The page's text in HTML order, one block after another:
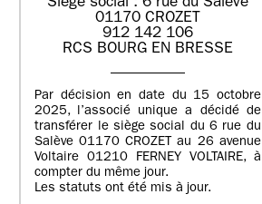
01170 CROZET
912 142 106
RCS BOURG EN BRESSE
Par décision en date du 15 octobre
2025, l’associé unique a décidé de
transférer le siège social du 6 rue du
Salève 01170 CROZET au 26 avenue
Voltaire 01210 FERNEY VOLTAIRE, à
compter du même jour.
Les statuts ont été mis à jour.